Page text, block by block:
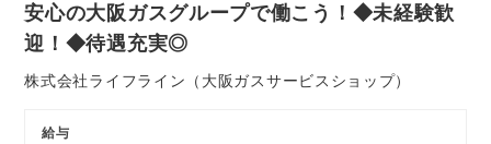
安心の大阪ガスグループで働こう！◆未経験歓
迎！◆待遇充実◎
株式会社ライフライン（大阪ガスサービスショップ）
給与